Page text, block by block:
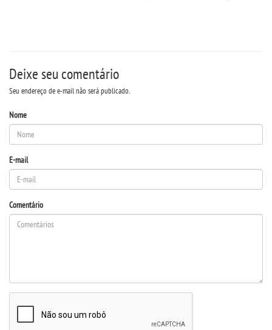
REPOSITÓRIO
RESOLUÇÕES CONSU
TCC
Deixe seu comentário
Seu endereço de e-mail não será publicado.
Nome
E-mail
Comentário